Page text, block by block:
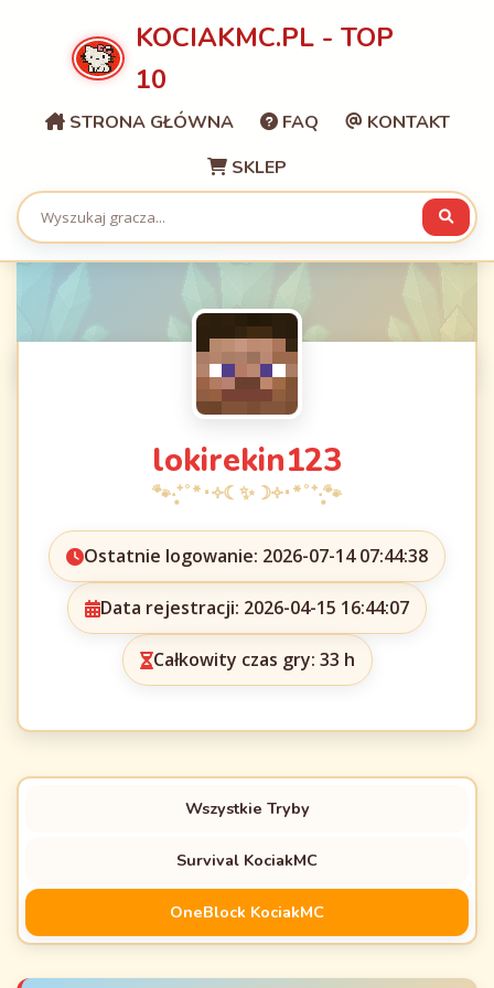
KOCIAKMC.PL - TOP
10
STRONA GŁÓWNA FAQ
KONTAKT
SKLEP
lokirekin123
Ostatnie logowanie: 2026-07-14 07:44:38
Data rejestracji: 2026-04-15 16:44:07
Całkowity czas gry: 33 h
Wszystkie Tryby
Survival KociakMC
OneBlock KociakMC